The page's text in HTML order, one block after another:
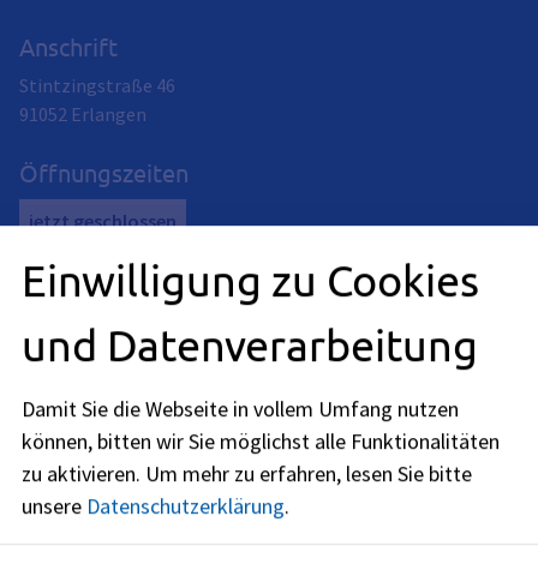
Anschrift
Stintzingstraße 46
91052 Erlangen
Öffnungszeiten
jetzt geschlossen
Montag
08:00-12:00 Uhr und 14:00-16:00Uhr
Dienstag
08:00 -12:00Uhr
Mittwoch:
08:00
12:00 Uhr
Donnerstag:
08:00-12:00Uhr
Freitag:
Einwilligung zu Cookies
und Datenverarbeitung
Damit Sie die Webseite in vollem Umfang nutzen
können, bitten wir Sie möglichst alle Funktionalitäten
zu aktivieren. Um mehr zu erfahren, lesen Sie bitte
unsere Datenschutzerklärung.